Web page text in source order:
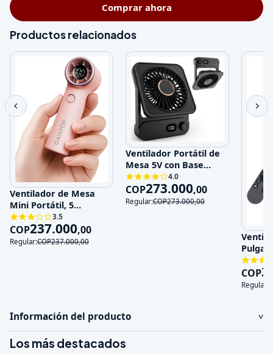
Comprar ahora
Productos relacionados
Ventilador de Mesa
Mini Portátil, 5
Velocidades, 5V,
Recargable
3.5
COP237.000,00
Regular:COP237.000,00
Ventilador Portátil de
Mesa 5V con Base
Magnética y 100
Velocidades
4.0
COP273.000,00
Regular:COP273.000,00
120V
COP
Regular:
Información del producto
Los más destacados